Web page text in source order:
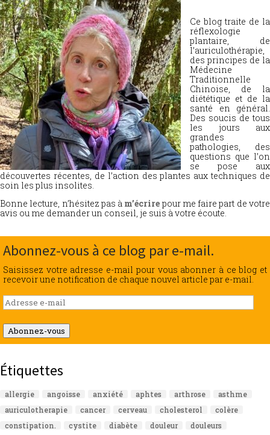
Ce blog traite de la
réflexologie
plantaire, de
l’auriculothérapie,
des principes de la
Médecine
Traditionnelle
Chinoise, de la
diététique et de la
santé en général.
Des soucis de tous
les jours aux
grandes
pathologies, des
questions que l’on
se pose aux
découvertes récentes, de l’action des plantes aux techniques de
soin les plus insolites.
Bonne lecture, n’hésitez pas à m’écrire pour me faire part de votre
avis ou me demander un conseil, je suis à votre écoute.
Abonnez-vous à ce blog par e-mail.
Saisissez votre adresse e-mail pour vous abonner à ce blog et
recevoir une notification de chaque nouvel article par e-mail.
Adresse
e-
mail
Abonnez-vous
Étiquettes
allergie angoisse anxiété aphtes arthrose
asthme
auriculotherapie
cancer cerveau cholesterol
colère
constipation.
cystite diabète douleur
douleurs